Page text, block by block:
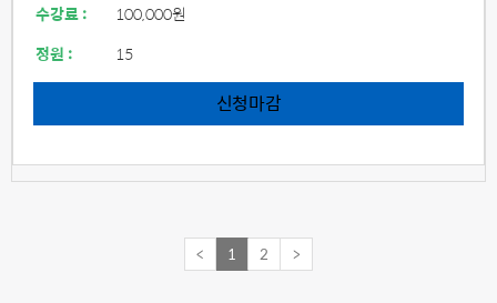
수강료 :
100,000원
정원 :
15
신청마감
< 1 2 >